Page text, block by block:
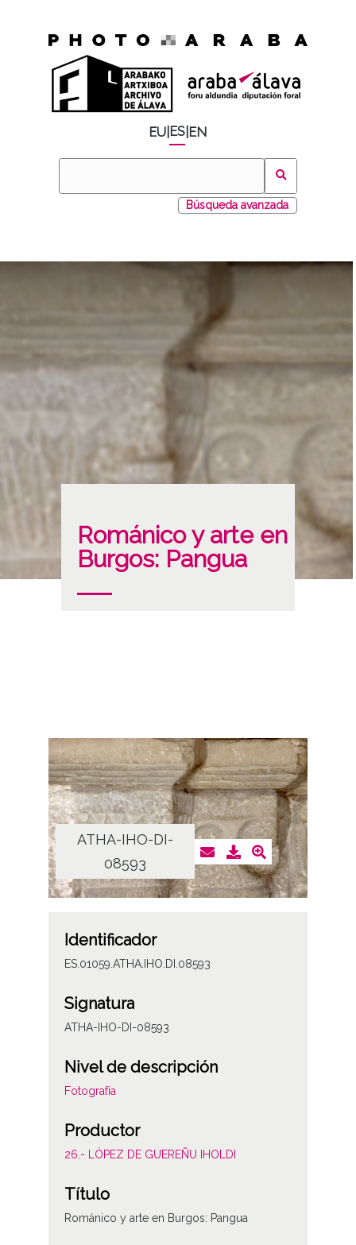
EU ES EN
Búsqueda avanzada
Románico y arte en
Burgos: Pangua
ATHA-IHO-DI-
08593
Identificador
ES.01059.ATHA.IHO.DI.08593
Signatura
ATHA-IHO-DI-08593
Nivel de descripción
Fotografía
Productor
26.- LÓPEZ DE GUEREÑU IHOLDI
Título
Románico y arte en Burgos: Pangua